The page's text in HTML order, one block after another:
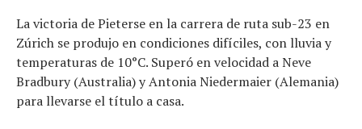
La victoria de Pieterse en la carrera de ruta sub-23 en
Zúrich se produjo en condiciones difíciles, con lluvia y
temperaturas de 10°C. Superó en velocidad a Neve
Bradbury (Australia) y Antonia Niedermaier (Alemania)
para llevarse el título a casa.